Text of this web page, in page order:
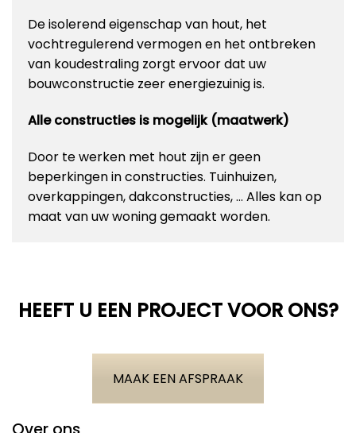
De isolerend eigenschap van hout, het
vochtregulerend vermogen en het ontbreken
van koudestraling zorgt ervoor dat uw
bouwconstructie zeer energiezuinig is.
Alle constructies is mogelijk (maatwerk)
Door te werken met hout zijn er geen
beperkingen in constructies. Tuinhuizen,
overkappingen, dakconstructies, … Alles kan op
maat van uw woning gemaakt worden.
HEEFT U EEN PROJECT VOOR ONS?
MAAK EEN AFSPRAAK